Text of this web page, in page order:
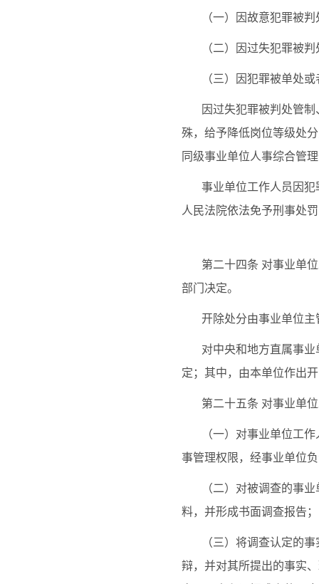
（一）因故意犯罪被
（二）因过失犯罪被
（三）因犯罪被单处
因过失犯罪被判处管
殊，给予降低岗位等级处
同级事业单位人事综合管
事业单位工作人员因
人民法院依法免予刑事处
第二十四条 对事业单
部门决定。
开除处分由事业单位
对中央和地方直属事
定；其中，由本单位作出
第二十五条 对事业单
（一）对事业单位工
事管理权限，经事业单位
（二）对被调查的事
料，并形成书面调查报告；
（三）将调查认定的
辩，并对其所提出的事实